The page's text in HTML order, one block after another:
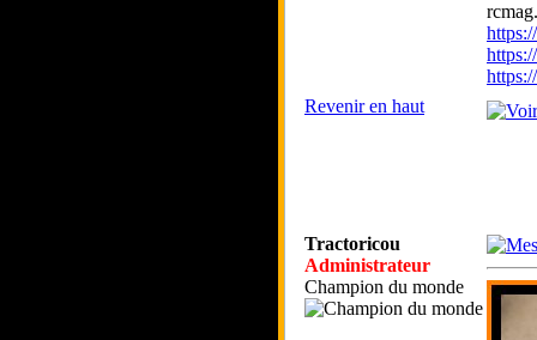
Revenir en haut
Tractoricou
Administrateur
Champion du monde